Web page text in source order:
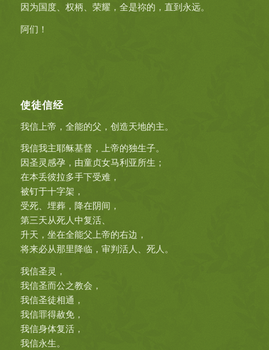
因为国度、权柄、荣耀，全是祢的，直到永远。
阿们！
使徒信经
我信上帝，全能的父，创造天地的主。
我信我主耶稣基督，上帝的独生子。
因圣灵感孕，由童贞女马利亚所生；
在本丢彼拉多手下受难，
被钉于十字架，
受死、埋葬，降在阴间，
第三天从死人中复活、
升天，坐在全能父上帝的右边，
将来必从那里降临，审判活人、死人。
我信圣灵，
我信圣而公之教会，
我信圣徒相通，
我信罪得赦免，
我信身体复活，
我信永生。